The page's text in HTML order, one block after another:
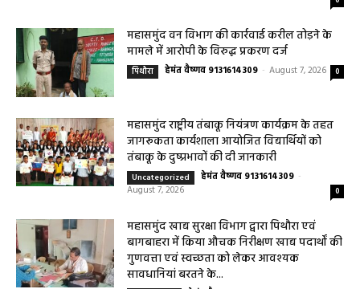
महासमुंद हेमंत वैष्णव 9131614309 - August 7, 2026
पिथौरा हेमंत वैष्णव 9131614309 - August 7, 2026
महासमुंद राष्ट्रीय तंबाकू नियंत्रण कार्यक्रम के तहत
जागरूकता कार्यशाला आयोजित विद्यार्थियों को
Uncategorized हेमंत वैष्णव 9131614309
August 7, 2026
0
महासमुंद खाद्य सुरक्षा विभाग द्वारा पिथौरा एवं